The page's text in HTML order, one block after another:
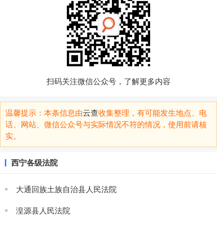
扫码关注微信公众号，了解更多内容
温馨提示：本条信息由云查收集整理，有可能发生地点、电
话、网站、微信公众号与实际情况不符的情况，使用前请核
实。
西宁各级法院
大通回族土族自治县人民法院
湟源县人民法院